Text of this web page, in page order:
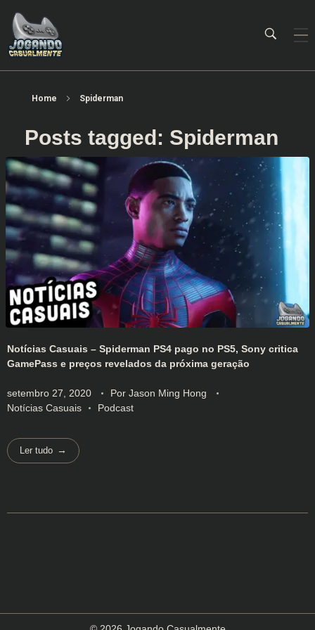
Home Spiderman
Posts tagged: Spiderman
Notícias Casuais – Spiderman PS4 pago no PS5, Sony critica
GamePass e preços revelados da próxima geração
setembro 27, 2020 Por Jason Ming Hong
Notícias Casuais
Podcast
Ler tudo